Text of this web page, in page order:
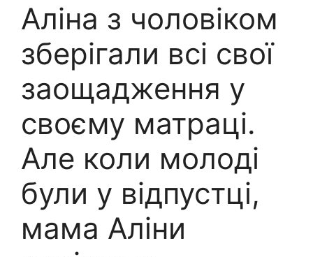
Аліна з чоловіком
зберігали всі свої
заощадження у
своєму матраці.
Але коли молоді
були у відпустці,
мама Аліни